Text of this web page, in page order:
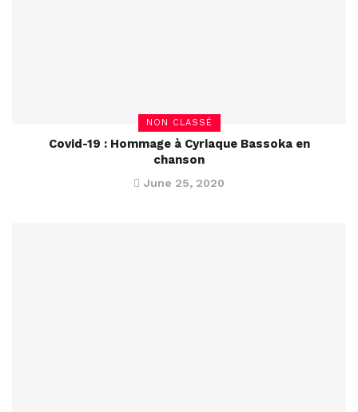
NON CLASSÉ
Covid-19 : Hommage à Cyriaque Bassoka en
chanson
June 25, 2020